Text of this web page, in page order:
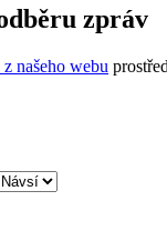
zpráv
našeho webu